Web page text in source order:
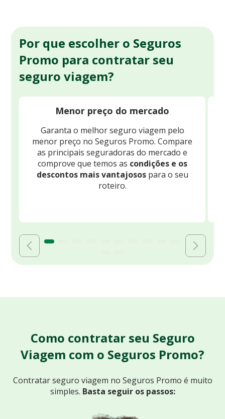
Por que escolher o Seguros
Promo para contratar seu
seguro viagem?
Menor preço do mercado
Garanta o melhor seguro viagem pelo
menor preço no Seguros Promo. Compare
as principais seguradoras do mercado e
comprove que temos as condições e os
descontos mais vantajosospara o seu
roteiro.
Como contratar seu Seguro
Viagem com o Seguros Promo?
Contratar seguro viagem no Seguros Promo é muito
simples. Basta seguir os passos: